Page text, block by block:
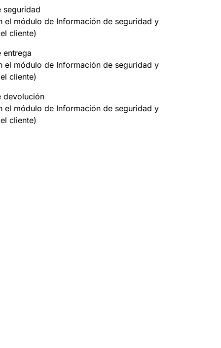
seguridad
el módulo de Información de seguridad y
cliente)
entrega
el módulo de Información de seguridad y
cliente)
devolución
el módulo de Información de seguridad y
cliente)